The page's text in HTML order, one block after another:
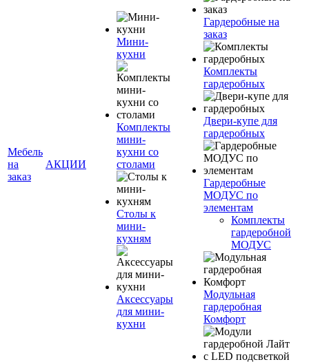
Мебель
на
заказ
АКЦИИ
Мини-
кухни
Комплекты
мини-
кухни со
столами
Столы к
мини-
кухням
Аксессуары
для мини-
кухни
Гардеробные на
заказ
Комплекты
гардеробных
Двери-купе для
гардеробных
Гардеробные
МОДУС по
элементам
Комплекты
гардеробной
МОДУС
Модульная
гардеробная
Комфорт